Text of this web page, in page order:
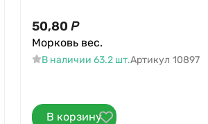
50,80 Р
Морковь вес.
В наличии 63.2 шт.Артикул 10897
В корзину